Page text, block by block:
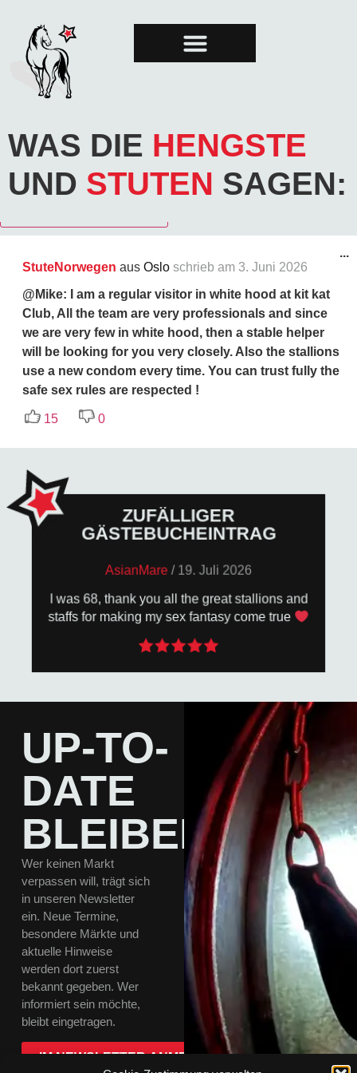
WAS DIE HENGSTE
UND STUTEN SAGEN:
StuteNorwegen aus Oslo schrieb am 3. Juni 2026
@Mike: I am a regular visitor in white hood at kit kat
Club, All the team are very professionals and since
we are very few in white hood, then a stable helper
will be looking for you very closely. Also the stallions
use a new condom every time. You can trust fully the
safe sex rules are respected !
15 0
...
ZUFÄLLIGER
GÄSTEBUCHEINTRAG
AsianMare / 19. Juli 2026
I was 68, thank you all the great stallions and
staffs for making my sex fantasy come true
GÄSTEBUCHEINTRAG DA!
Schreib uns ein paar Zeilen ins Gästebuch –
und mit etwas Glück wird dein Eintrag hier
zufällig auf der Seite angezeigt. Also los: in die
ZUM GÄSTEBUCH
UP-TO-
DATE
BLEIBEN
Wer keinen Markt
verpassen will, trägt sich
in unseren Newsletter
ein. Neue Termine,
besondere Märkte und
aktuelle Hinweise
werden dort zuerst
bekannt gegeben. Wer
informiert sein möchte,
bleibt eingetragen.
IM NEWSLETTER ANMELDEN